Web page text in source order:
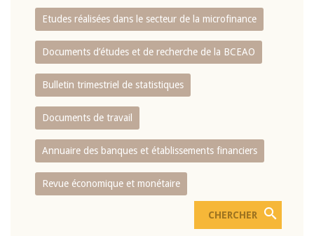
Etudes réalisées dans le secteur de la microfinance
Documents d’études et de recherche de la BCEAO
Bulletin trimestriel de statistiques
Documents de travail
Annuaire des banques et établissements financiers
Revue économique et monétaire